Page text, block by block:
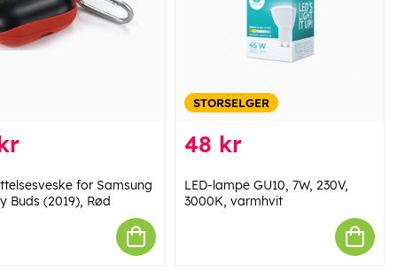
for Samsung
Buds (2019), Rød
STORSELGER
48 kr
LED-lampe GU10, 7W, 230V,
3000K, varmhvit